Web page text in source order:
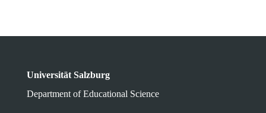
Universität Salzburg
Department of Educational Science